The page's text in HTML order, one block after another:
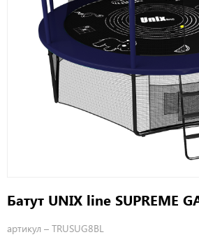
Батут UNIX line SUPREME
артикул – TRUSUG8BL